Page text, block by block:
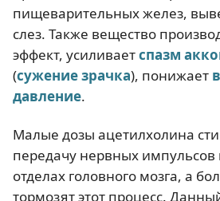
пищеварительных желез,
слез. Также вещество
эффект, усиливаетспазм
(сужение зрачка), понижает
давление.
Малые дозы ацетилхолина
передачу нервных импульсов
отделах головного мозга, а
тормозят этот процесс.